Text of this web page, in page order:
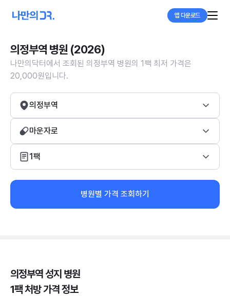
앱 다운로드
의정부역 병원 (2026)
나만의닥터에서 조회된 의정부역 병원의 1팩 최저 가격은
20,000원입니다.
의정부역
마운자로
1팩
병원별 가격 조회하기
의정부역 성지 병원
1팩 처방 가격 정보